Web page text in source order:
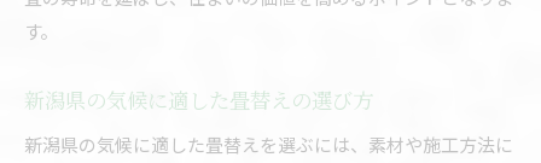
す。
新潟県の気候に適した畳替えの選び方
新潟県の気候に適した畳替えを選ぶには、素材や施工方法に